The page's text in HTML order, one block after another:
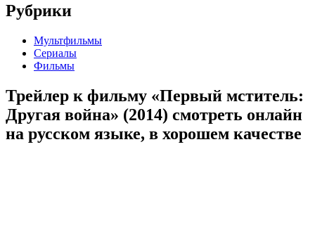
Рубрики
Мультфильмы
Сериалы
Фильмы
Трейлер к фильму «Первый мститель:
Другая война» (2014) cмотреть онлайн
на русском языке, в хорошем качестве